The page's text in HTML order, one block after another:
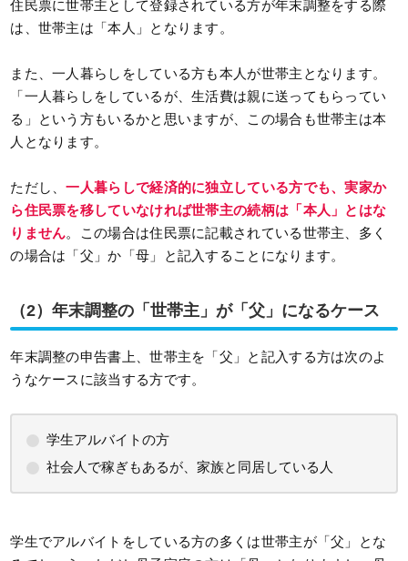
住民票に世帯主として登録されている方が年末調整をする際
は、世帯主は「本人」となります。
また、一人暮らしをしている方も本人が世帯主となります。
「一人暮らしをしているが、生活費は親に送ってもらってい
る」という方もいるかと思いますが、この場合も世帯主は本
人となります。
ただし、一人暮らしで経済的に独立している方でも、実家か
ら住民票を移していなければ世帯主の続柄は「本人」とはな
りません。この場合は住民票に記載されている世帯主、多く
の場合は「父」か「母」と記入することになります。
（2）年末調整の「世帯主」が「父」になるケース
年末調整の申告書上、世帯主を「父」と記入する方は次のよ
うなケースに該当する方です。
学生アルバイトの方
社会人で稼ぎもあるが、家族と同居している人
学生でアルバイトをしている方の多くは世帯主が「父」とな